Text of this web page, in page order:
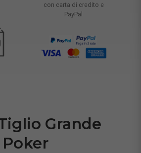
con carta di credito e
PayPal
Grande
Poker